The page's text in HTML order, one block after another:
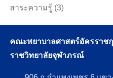
สาระความรู้ (3)
คณะพยาบาลศาสตร์อัครราช
ราชวิทยาลัยจุฬาภรณ์